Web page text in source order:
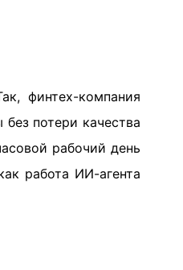
финтех-компания
потери качества
рабочий день
работа ИИ-агента